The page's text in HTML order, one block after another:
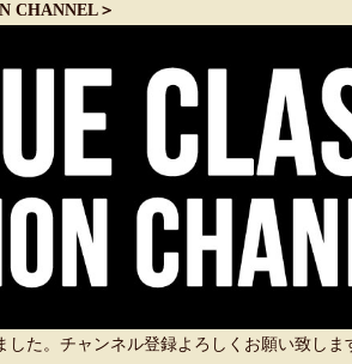
CHANNEL＞
した。チャンネル登録よろしくお願い致しま